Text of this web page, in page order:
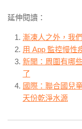
延伸閱讀：
漸凍人之外，我
用 App 監控慢性
新聞：周圍有哪
了
國際：聯合國兒
天份乾淨水源